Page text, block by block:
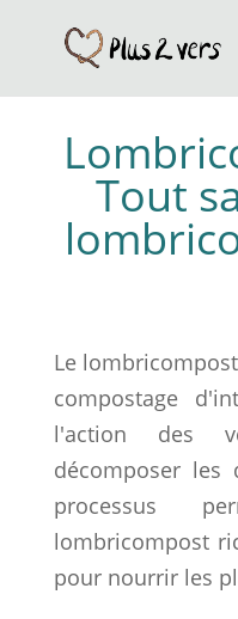
Tout
Le
compostage
l'action des
décomposer les
processus
lombricompost
pour nourrir les